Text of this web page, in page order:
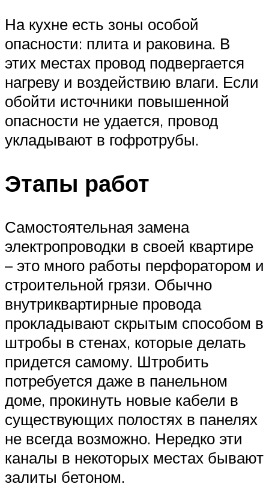
На кухне есть зоны особой
опасности: плита и раковина. В
этих местах провод подвергается
нагреву и воздействию влаги. Если
обойти источники повышенной
опасности не удается, провод
укладывают в гофротрубы.
Этапы работ
Самостоятельная замена
электропроводки в своей квартире
– это много работы перфоратором и
строительной грязи. Обычно
внутриквартирные провода
прокладывают скрытым способом в
штробы в стенах, которые делать
придется самому. Штробить
потребуется даже в панельном
доме, прокинуть новые кабели в
существующих полостях в панелях
не всегда возможно. Нередко эти
каналы в некоторых местах бывают
залиты бетоном.